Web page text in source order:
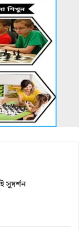
সুদর্শন